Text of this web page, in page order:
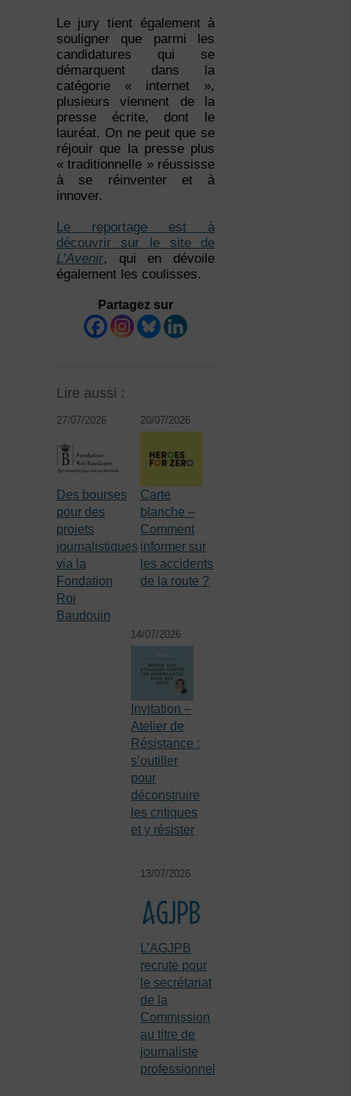
Le jury tient également à
souligner que parmi les
candidatures qui se
démarquent dans la
catégorie « internet »,
plusieurs viennent de la
presse écrite, dont le
lauréat. On ne peut que se
réjouir que la presse plus
« traditionnelle » réussisse
à se réinventer et à
innover.
Le reportage est à
découvrir sur le site de
L’Avenir, qui en dévoile
également les coulisses.
Partagez sur
Lire aussi :
27/07/2026
Des bourses
pour des
projets
journalistiques
via la
Fondation
Roi
Baudouin
20/07/2026
Carte
blanche –
Comment
informer sur
les accidents
de la route ?
14/07/2026
Invitation –
Atelier de
Résistance :
s’outiller
pour
déconstruire
les critiques
et y résister
13/07/2026
L’AGJPB
recrute pour
le secrétariat
de la
Commission
au titre de
journaliste
professionnel